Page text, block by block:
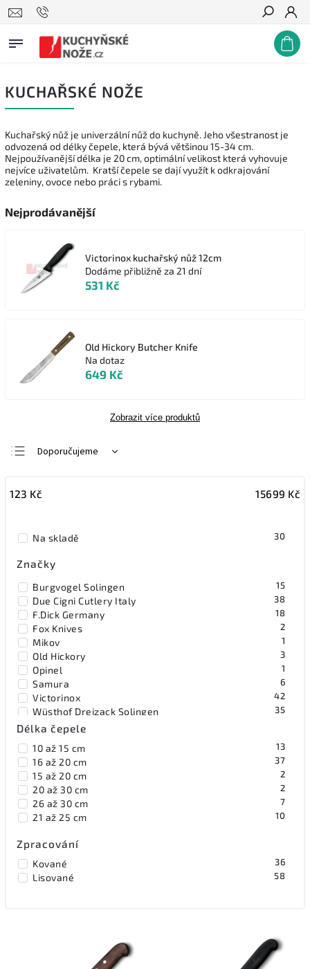
Hledat
KUCHAŘSKÉ NOŽE
Kuchařský nůž je univerzální nůž do kuchyně. Jeho všestranost je
odvozená od délky čepele, která bývá většinou 15-34 cm.
Nejpoužívanější délka je 20 cm, optimální velikost která vyhovuje
nejvíce uživatelům. Kratší čepele se dají využít k odkrajování
zeleniny, ovoce nebo práci s rybami.
Nejprodávanější
Victorinox kuchařský nůž 12cm
Dodáme přibližně za 21 dní
531 Kč
Old Hickory Butcher Knife
Na dotaz
649 Kč
Zobrazit více produktů
Doporučujeme
Nejdražší
Abecedně
123 Kč 15699 Kč
Na skladě 30
Značky
Burgvogel Solingen 15
Due Cigni Cutlery Italy 38
F.Dick Germany 18
Fox Knives 2
Mikov 1
Old Hickory 3
Opinel 1
Samura 6
Victorinox 42
Wüsthof Dreizack Solingen 35
XIN Cutlery by Bestech Knives
Délka čepele
10 až 15 cm 13
16 až 20 cm 37
15 až 20 cm 2
20 až 30 cm 2
26 až 30 cm 7
21 až 25 cm 10
Zpracování
Kované 36
Lisované 58